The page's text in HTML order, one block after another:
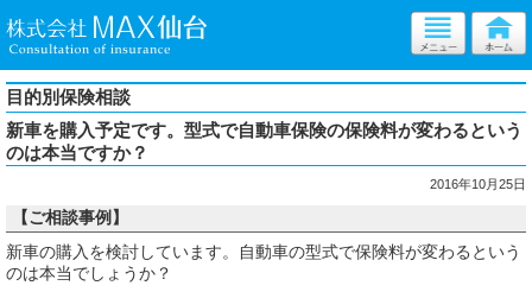
目的別保険相談
新車を購入予定です。型式で自動車保険の保険料が変わるという
のは本当ですか？
2016年10月25日
【ご相談事例】
新車の購入を検討しています。自動車の型式で保険料が変わるという
のは本当でしょうか？